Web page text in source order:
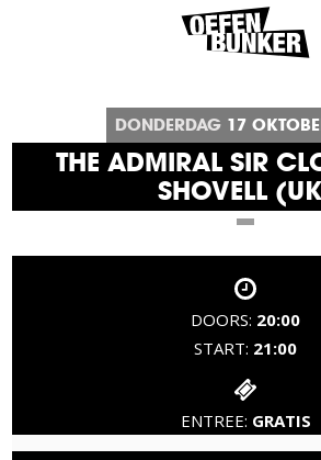
DONDERDAG 17
THE ADMIRAL SIR
SHOVELL
DOORS: 20:00
START: 21:00
ENTREE: GRATIS